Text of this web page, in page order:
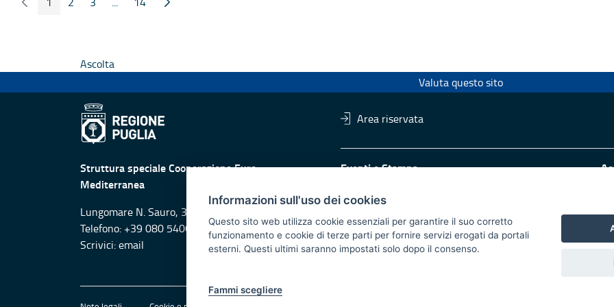
PagePagePageIntermediate Pages
Page
Ascolta
Valuta questo sito
Area riservata
Struttura speciale Cooperazione Euro-
Mediterranea
Lungomare N. Sauro, 33 - 70121 Bari
Telefono: +39 080 5406138
Scrivici:email
Eventi e Stampa
Press Regione
Redazione
Responsabili di pubblicazione
Informazioni sull'uso dei cookies
Questo sito web utilizza cookie essenziali per garantire il suo corretto
funzionamento e cookie di terze parti per fornire servizi erogati da portali
esterni. Questi ultimi saranno impostati solo dopo il consenso.
Fammi scegliere